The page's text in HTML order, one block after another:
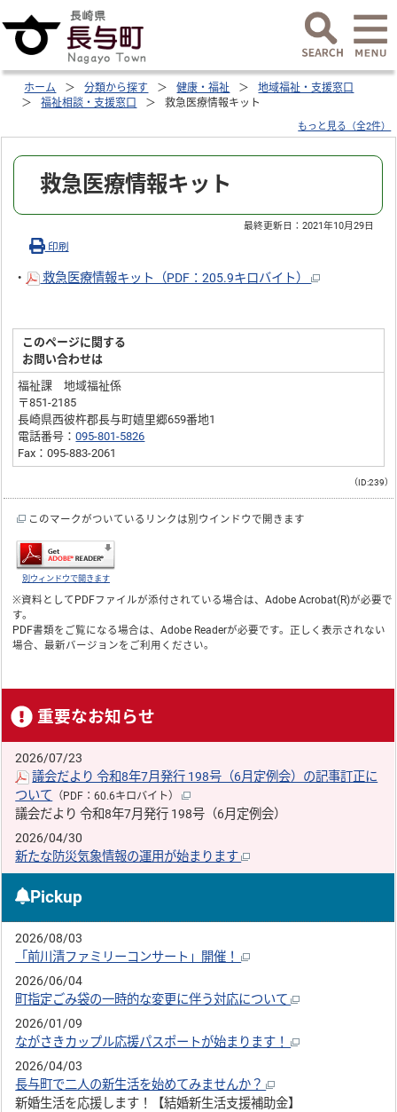
ホーム 分類から探す 健康・福祉
地域福祉・支援窓口
福祉相談・支援窓口
救急医療情報キット
もっと見る（全2件）
救急医療情報キット
最終更新日：2021年10月29日
印刷
・ 救急医療情報キット（PDF：205.9キロバイト）
このページに関する
お問い合わせは
福祉課 地域福祉係
〒851-2185
長崎県西彼杵郡長与町嬉里郷659番地1
電話番号：095-801-5826
Fax：095-883-2061
（ID:239）
このマークがついているリンクは別ウインドウで開きます
別ウィンドウで開きます
※資料としてPDFファイルが添付されている場合は、Adobe Acrobat(R)が必要で
す。
PDF書類をご覧になる場合は、Adobe Readerが必要です。正しく表示されない
場合、最新バージョンをご利用ください。
重要なお知らせ
2026/07/23
議会だより 令和8年7月発行 198号（6月定例会）の記事訂正に
ついて （PDF：60.6キロバイト）
議会だより 令和8年7月発行 198号（6月定例会）
2026/04/30
新たな防災気象情報の運用が始まります
Pickup
2026/08/03
「前川清ファミリーコンサート」開催！
2026/06/04
町指定ごみ袋の一時的な変更に伴う対応について
2026/01/09
ながさきカップル応援パスポートが始まります！
2026/04/03
長与町で二人の新生活を始めてみませんか？
新婚生活を応援します！【結婚新生活支援補助金】